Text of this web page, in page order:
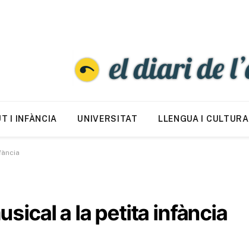
I INFÀNCIA UNIVERSITAT LLENGUA I CULTURA
a la petita infància